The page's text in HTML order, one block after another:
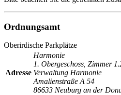
Ordnungsamt
Oberirdische Parkplätze
Adresse
Harmonie
1. Obergeschoss, Zimmer
Verwaltung Harmonie
Amalienstraße A 54
86633 Neuburg an der